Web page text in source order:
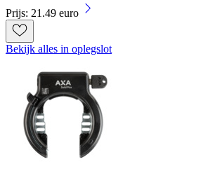
Prijs: 21.49 euro
Bekijk alles in oplegslot